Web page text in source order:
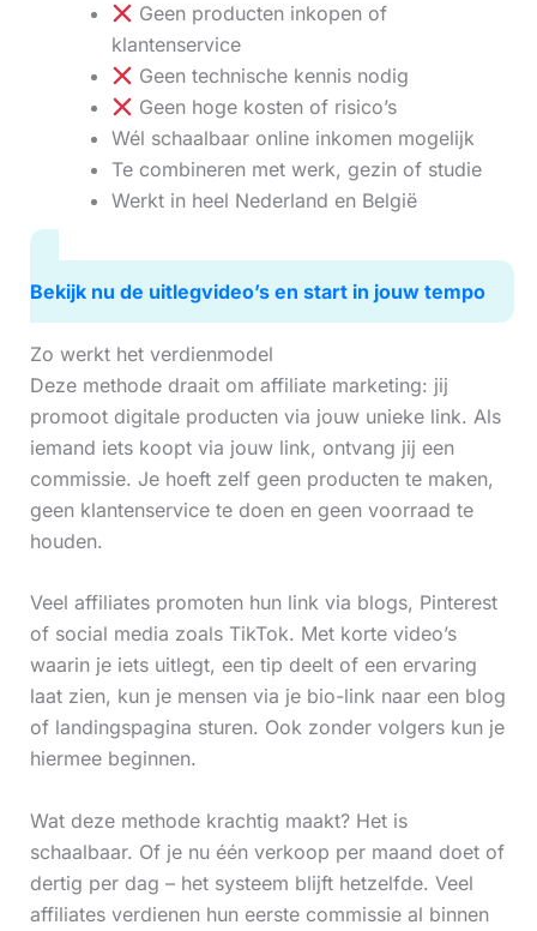
Geen producten inkopen of
klantenservice
Geen technische kennis nodig
Geen hoge kosten of risico’s
Wél schaalbaar online inkomen mogelijk
Te combineren met werk, gezin of studie
Werkt in heel Nederland en België
Bekijk nu de uitlegvideo’s en start in jouw tempo
Zo werkt het verdienmodel
Deze methode draait om affiliate marketing: jij
promoot digitale producten via jouw unieke link. Als
iemand iets koopt via jouw link, ontvang jij een
commissie. Je hoeft zelf geen producten te maken,
geen klantenservice te doen en geen voorraad te
houden.
Veel affiliates promoten hun link via blogs, Pinterest
of social media zoals TikTok. Met korte video’s
waarin je iets uitlegt, een tip deelt of een ervaring
laat zien, kun je mensen via je bio-link naar een blog
of landingspagina sturen. Ook zonder volgers kun je
hiermee beginnen.
Wat deze methode krachtig maakt? Het is
schaalbaar. Of je nu één verkoop per maand doet of
dertig per dag – het systeem blijft hetzelfde. Veel
affiliates verdienen hun eerste commissie al binnen